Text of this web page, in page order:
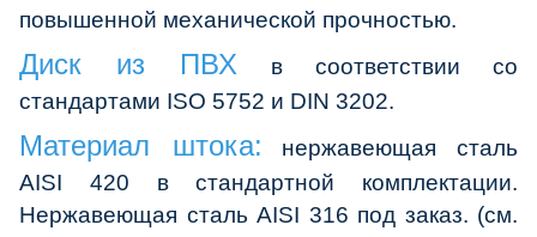
повышенной механической прочностью.
Диск из ПВХ в соответствии со
стандартами ISO 5752 и DIN 3202.
Материал штока: нержавеющая сталь
AISI 420 в cтандартной комплектации.
Нержавеющая сталь AISI 316 под заказ. (см.